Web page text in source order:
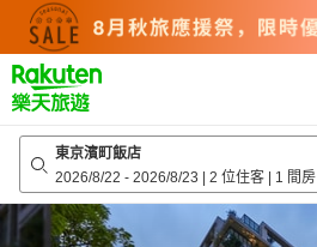
top
page
東京濱町飯店
2026/8/22 - 2026/8/23 | 2 位住客 | 1 間房